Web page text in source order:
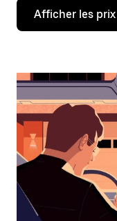
Appuyez
la
bas
interagir
avec
calendrier
et
sélectionner
une
date.
Appuyez
Afficher les prix